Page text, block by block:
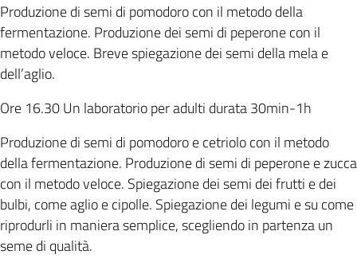
Produzione di semi di pomodoro con il metodo della
fermentazione. Produzione dei semi di peperone con il
metodo veloce. Breve spiegazione dei semi della mela e
dell’aglio.
Ore 16.30 Un laboratorio per adulti durata 30min-1h
Produzione di semi di pomodoro e cetriolo con il metodo
della fermentazione. Produzione di semi di peperone e zucca
con il metodo veloce. Spiegazione dei semi dei frutti e dei
bulbi, come aglio e cipolle. Spiegazione dei legumi e su come
riprodurli in maniera semplice, scegliendo in partenza un
seme di qualità.